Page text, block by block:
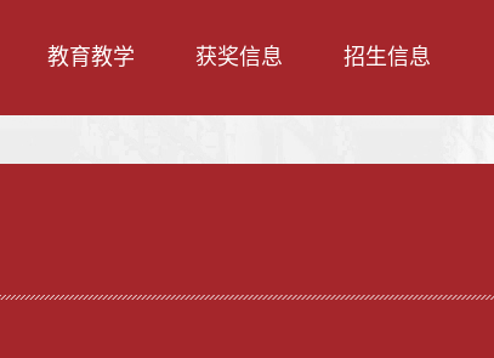
教育教学 获奖信息 招生信息